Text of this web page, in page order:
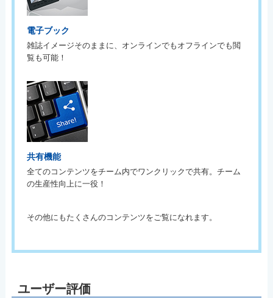
電子ブック
雑誌イメージそのままに、オンラインでもオフラインでも閲
覧も可能！
共有機能
全てのコンテンツをチーム内でワンクリックで共有。チーム
の生産性向上に一役！
その他にもたくさんのコンテンツをご覧になれます。